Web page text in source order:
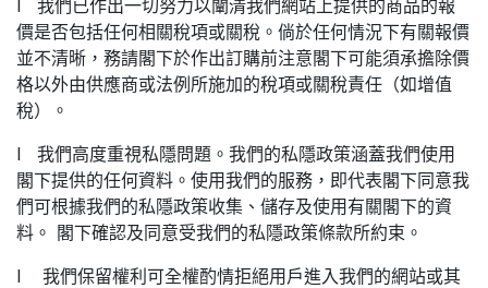
l 我們已作出一切努力以闡清我們網站上提供的商品的報
價是否包括任何相關稅項或關稅。倘於任何情況下有關報價
並不清晰，務請閣下於作出訂購前注意閣下可能須承擔除價
格以外由供應商或法例所施加的稅項或關稅責任（如增值
稅）。
l 我們高度重視私隱問題。我們的私隱政策涵蓋我們使用
閣下提供的任何資料。使用我們的服務，即代表閣下同意我
們可根據我們的私隱政策收集、儲存及使用有關閣下的資
料。 閣下確認及同意受我們的私隱政策條款所約束。
l 我們保留權利可全權酌情拒絕用戶進入我們的網站或其